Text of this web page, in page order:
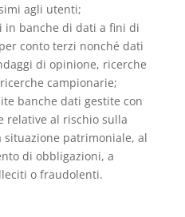
agli utenti;
in banche di dati a fini di
conto terzi nonché dati
di opinione, ricerche
campionarie;
banche dati gestite con
relative al rischio sulla
situazione patrimoniale, al
di obbligazioni, a
o fraudolenti.